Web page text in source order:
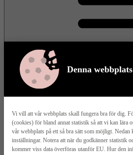
Denna
Vi vill att vår webbplats skall fungera bra för dig.
(cookies) för bland annat statistik så att vi kan lära
vår webbplats på ett så bra sätt som möjligt. Nedan
inställningar. Notera att när du godkänner statistik
kommer viss data överföras utanför EU. Hur den
Våra husmodeller